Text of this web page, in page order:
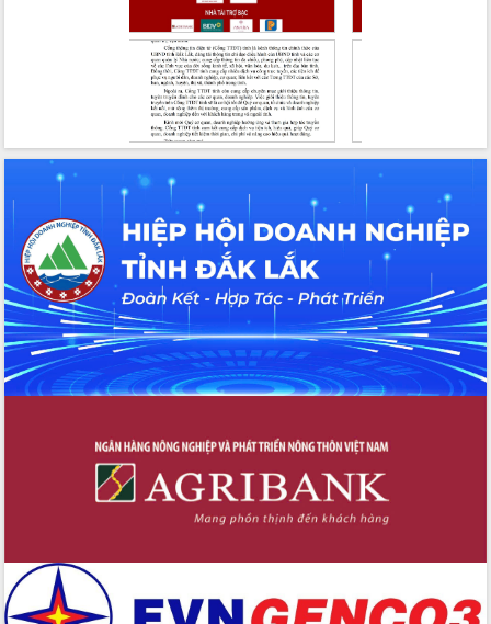
Hội thảo khoa học “Giải pháp thúc đẩy
phát triển nền kinh tế xanh tại tỉnh
Tăng cường giám sát, đôn đốc thực
hiện nhiệm vụ quản lý tài sản công
Tháo gỡ những vướng mắc, đẩy mạnh
công tác cải cách thủ tục hành chính
tại Trung tâm Phục vụ hành chính
công tỉnh
Đắk Lắk: Tôn vinh 46 giải pháp tại Hội
thi Sáng tạo Kỹ thuật 2024 - 2025
Đắk Lắk rà soát, điều chỉnh Đề án 190
về phát triển nuôi trồng thủy sản
Phó Chủ tịch UBND tỉnh Đắk Lắk
Trương Công Thái kiểm tra thực địa
Dự án cao tốc Khánh Hòa - Buôn Ma
Định vị cà phê Việt Nam như một “di
sản sống” trong dòng chảy toàn cầu
Xây dựng nông thôn mới: Nâng cao đời
sống người dân từ những mô hình thiết
Quyết liệt tháo gỡ vướng mắc, đẩy
nhanh tiến độ các dự án trọng điểm
trong Khu kinh tế Nam Phú Yên